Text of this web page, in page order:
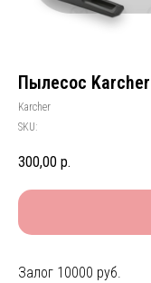
Пылесос
Karcher
SKU:
300,00 р.
Залог 10000 руб.